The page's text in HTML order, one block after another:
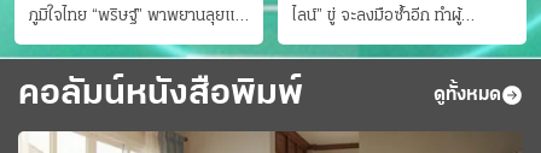
ภูมิใจไทย “พริษฐ์” พาพยานลุยแฉ
มีโอนให้คนกกต.ด้วย
ไลน์” ขู่ จะลงมือซ้ำอีก ทําผู้
ปกครองแตกตื่นแจ้งตำรวจ
คอลัมน์หนังสือพิมพ์ ดูทั้งหมด